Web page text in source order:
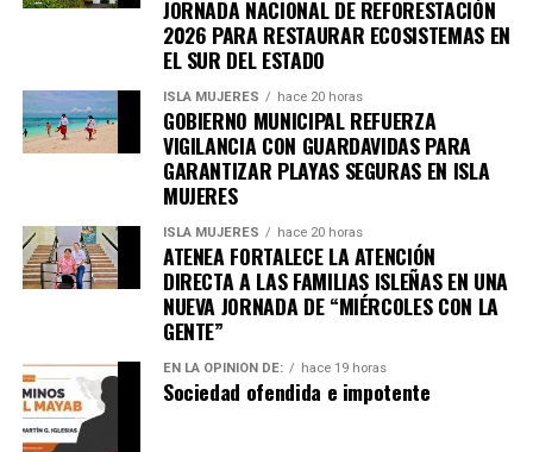
6. Inundaciones dejan más de cien
muertos en el sur de África
Lluvias torrenciales provocaroninundaciones severas
en Mozambique, Sudáfrica y Zimbabue, dejando más de
100 fallecidos y miles de viviendas destruidas. Equipos
7. Uganda vive jornada violenta tras
arresto de Bobi Wine
Al menos siete personas murieron en enfrentamientos
entre manifestantes y fuerzas de seguridad luego de la
detención del líder opositor
JORNADA NACIONAL DE REFORESTACIÓN
2026 PARA RESTAURAR ECOSISTEMAS EN
EL SUR DEL ESTADO
ISLA MUJERES hace 20 horas
GOBIERNO MUNICIPAL REFUERZA
VIGILANCIA CON GUARDAVIDAS PARA
GARANTIZAR PLAYAS SEGURAS EN ISLA
MUJERES
ISLA MUJERES hace 20 horas
ATENEA FORTALECE LA ATENCIÓN
DIRECTA A LAS FAMILIAS ISLEÑAS EN UNA
NUEVA JORNADA DE “MIÉRCOLES CON LA
GENTE”
EN LA OPINIÓN DE: hace 19 horas
Sociedad ofendida e impotente